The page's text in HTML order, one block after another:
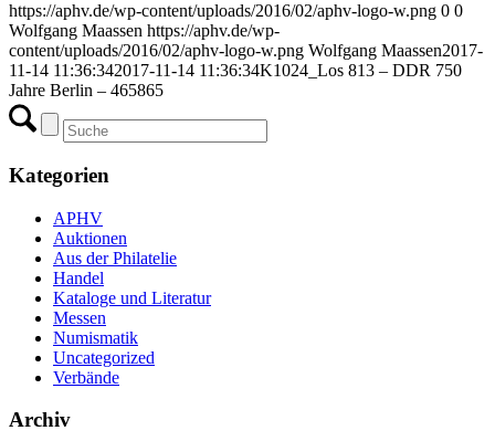
https://aphv.de/wp-content/uploads/2016/02/aphv-logo-w.png 0 0
Wolfgang Maassen https://aphv.de/wp-
content/uploads/2016/02/aphv-logo-w.png Wolfgang Maassen2017-
11-14 11:36:342017-11-14 11:36:34K1024_Los 813 – DDR 750
Jahre Berlin – 465865
Kategorien
APHV
Auktionen
Aus der Philatelie
Handel
Kataloge und Literatur
Messen
Numismatik
Uncategorized
Verbände
Archiv